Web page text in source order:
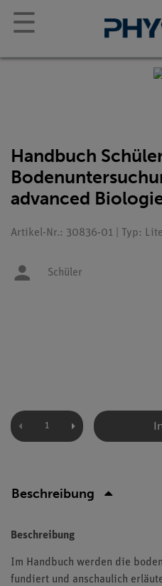
☰
Handbuch
advanced
Artikel-Nr.: 30836-01 | Typ:
Schüler
Beschreibung
Beschreibung
Im Handbuch werden die
fundiert und anschaulich